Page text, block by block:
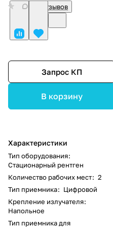
Нет отзывов
Запрос КП
В корзину
Характеристики
Тип оборудования:
Стационарный рентген
Количество рабочих мест: 2
Тип приемника: Цифровой
Крепление излучателя:
Напольное
Тип приемника для